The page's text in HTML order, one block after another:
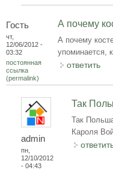
Гость
чт,
12/06/2012 -
03:32
постоянная
ссылка
(permalink)
А почему
А почему
упоминается,
ответить
admin
пн,
12/10/2012
- 04:43
Так
Так
Кароля